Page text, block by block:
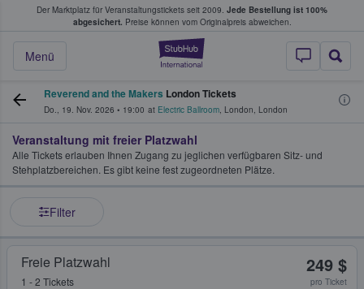
Der Marktplatz für Veranstaltungstickets seit 2009. Jede Bestellung ist 100%
abgesichert. Preise können vom Originalpreis abweichen.
StubHub - Wo
Menü
Tickets kaufen & verkaufen
Reverend and the Makers London Tickets
Do., 19. Nov. 2026 • 19:00 at Electric Ballroom, London, London
Veranstaltung mit freier Platzwahl
Alle Tickets erlauben Ihnen Zugang zu jeglichen verfügbaren Sitz- und
Stehplatzbereichen. Es gibt keine fest zugeordneten Plätze.
Filter
Freie Platzwahl
1 - 2 Tickets
249 $
pro Ticket